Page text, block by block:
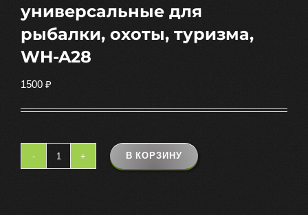
универсальные для
рыбалки, охоты, туризма,
WH-A28
1500 ₽
Количество
В КОРЗИНУ